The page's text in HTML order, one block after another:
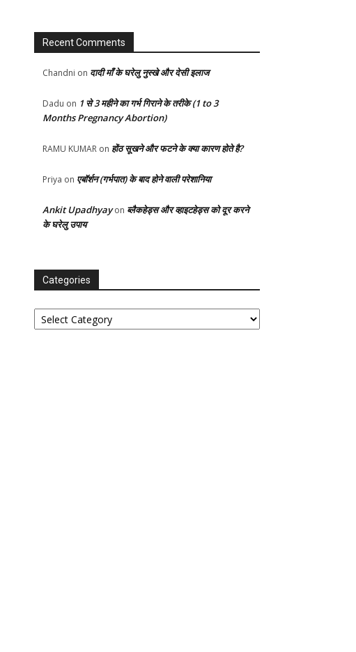
Recent Comments
Chandni on दादी माँ के घरेलु नुस्खे और देसी इलाज
Dadu on 1 से 3 महीने का गर्भ गिराने के तरीके (1 to 3
Months Pregnancy Abortion)
RAMU KUMAR on होंठ सूखने और फटने के क्या कारण होते है?
Priya on एबॉर्शन (गर्भपात) के बाद होने वाली परेशानिया
Ankit Upadhyayon ब्लैकहेड्स और व्हाइटहेड्स को दूर करने
के घरेलु उपाय
Categories
Categories